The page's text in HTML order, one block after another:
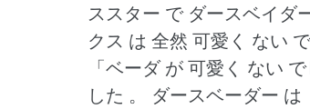
ススター で ダースベイダ
クス は 全然 可愛く ない で
「ベーダ が 可愛く ない
した 。
ダースベーダー は